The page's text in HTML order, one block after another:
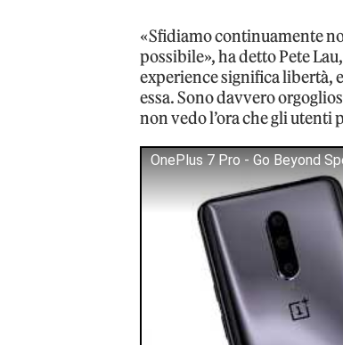
«Sfidiamo continuamente
possibile», ha detto Pete
experience significa libertà,
essa. Sono davvero
non vedo l’ora che gli
OnePlus 7 Pro - Go Beyond